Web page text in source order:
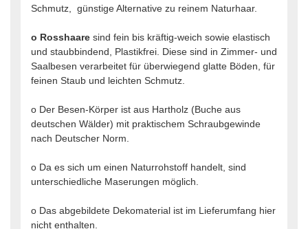
Schmutz, günstige Alternative zu reinem Naturhaar.
o Rosshaare sind fein bis kräftig-weich sowie elastisch
und staubbindend, Plastikfrei. Diese sind in Zimmer- und
Saalbesen verarbeitet für überwiegend glatte Böden, für
feinen Staub und leichten Schmutz.
o Der Besen-Körper ist aus Hartholz (Buche aus
deutschen Wälder) mit praktischem Schraubgewinde
nach Deutscher Norm.
o Da es sich um einen Naturrohstoff handelt, sind
unterschiedliche Maserungen möglich.
o Das abgebildete Dekomaterial ist im Lieferumfang hier
nicht enthalten.